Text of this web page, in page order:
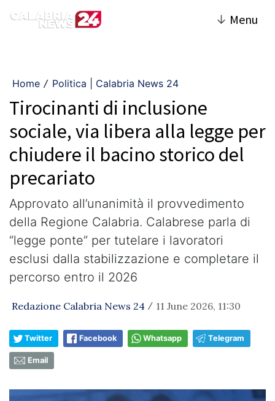
↓ Menu
Home / Politica | Calabria News 24
Tirocinanti di inclusione
sociale, via libera alla legge per
chiudere il bacino storico del
precariato
Approvato all’unanimità il provvedimento
della Regione Calabria. Calabrese parla di
“legge ponte” per tutelare i lavoratori
esclusi dalla stabilizzazione e completare il
percorso entro il 2026
Redazione Calabria News 24 / 11 June 2026, 11:30
Twitter Facebook Whatsapp Telegram
Email